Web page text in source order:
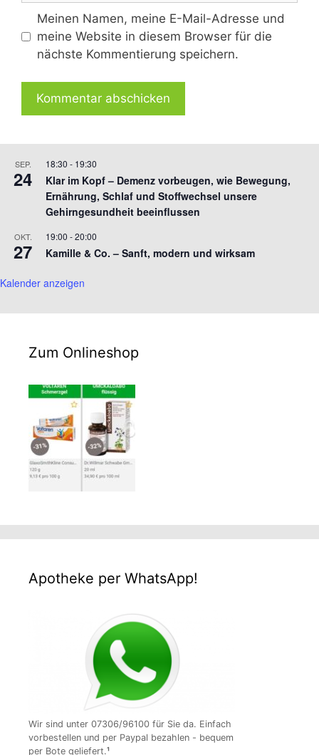
Meinen Namen, meine E-Mail-Adresse und
meine Website in diesem Browser für die
nächste Kommentierung speichern.
SEP.
24
18:30 - 19:30
Klar im Kopf – Demenz vorbeugen, wie Bewegung,
Ernährung, Schlaf und Stoffwechsel unsere
Gehirngesundheit beeinflussen
OKT.
27
19:00 -20:00
Kamille & Co. – Sanft, modern und wirksam
Kalender anzeigen
Zum Onlineshop
Apotheke per WhatsApp!
Wir sind unter 07306/96100 für Sie da. Einfach
vorbestellen und per Paypal bezahlen - bequem
per Bote geliefert.¹